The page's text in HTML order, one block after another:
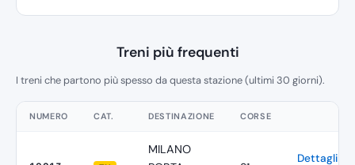
Treni più frequenti
I treni che partono più spesso da questa stazione (ultimi 30 giorni).
NUMERO CAT. DESTINAZIONE CORSE
MILANO
Dettagli